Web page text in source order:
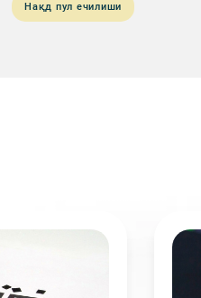
Нақд пул ечилиши